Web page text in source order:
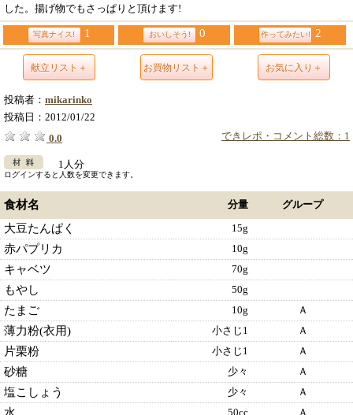
した。揚げ物でもさっぱりと頂けます!
写真ナイス! 1 おいしそう! 0 作ってみたい! 2
献立リスト＋ お買物リスト＋ お気に入り＋
投稿者： mikarinko
投稿日： 2012/01/22
できレポ・コメント総数：1
0.0
1人分
ログインすると人数を変更できます。
食材名 分量 グループ
大豆たんぱく 15g
赤パプリカ 10g
キャベツ 70g
もやし 50g
たまご 10g Ａ
薄力粉(衣用) 小さじ1 Ａ
片栗粉 小さじ1 Ａ
砂糖 少々 Ａ
塩こしょう 少々 Ａ
50cc Ａ